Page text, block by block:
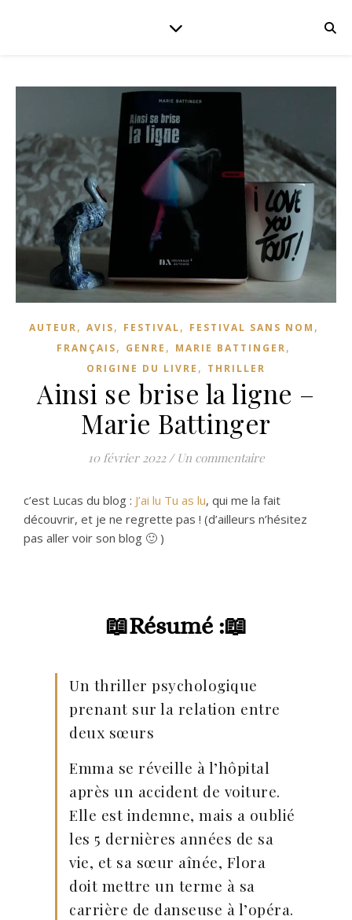
AUTEUR, AVIS, FESTIVAL, FESTIVAL SANS NOM ,
FRANÇAIS, GENRE , MARIE BATTINGER,
ORIGINE DU LIVRE , THRILLER
Ainsi se brise la ligne –
Marie Battinger
10 février 2022 / Un commentaire
c’est Lucas du blog : J’ai lu Tu as lu, qui me la fait
découvrir, et je ne regrette pas ! (d’ailleurs n’hésitez
pas aller voir son blog 🙂 )
📖Résumé :📖
Un thriller psychologique
prenant sur la relation entre
deux sœurs
Emma se réveille à l’hôpital
après un accident de voiture.
Elle est indemne, mais a oublié
les 5 dernières années de sa
vie, et sa sœur aînée, Flora
doit mettre un terme à sa
carrière de danseuse à l’opéra.